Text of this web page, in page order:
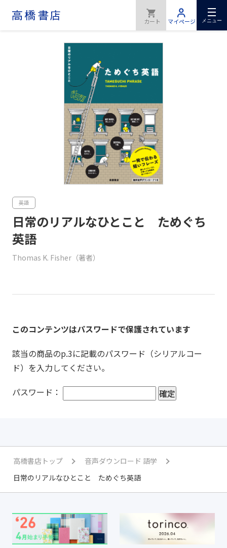
メニュー
英語
日常のリアルなひとこと ためぐち
英語
Thomas K. Fisher（著者）
このコンテンツはパスワードで保護されています
該当の商品のp.3に記載のパスワード（シリアルコー
ド）を入力してください。
パスワード：
高橋書店トップ
音声ダウンロード 語学
日常のリアルなひとこと ためぐち英語